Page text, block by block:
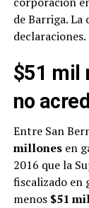
de Barriga.
declaraciones.
$51 mil
no
Entre San
millones en
2016 que la
fiscalizado en
menos $51